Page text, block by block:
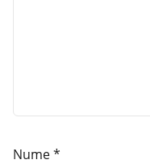
Nume*